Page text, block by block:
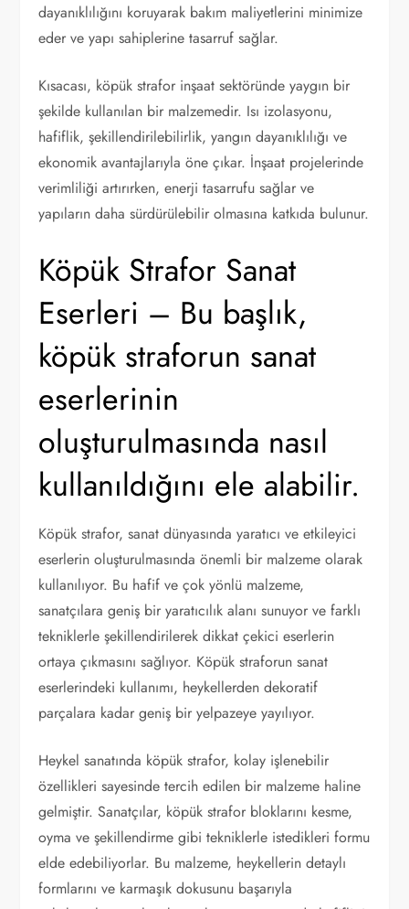
dayanıklılığını koruyarak bakım maliyetlerini minimize
eder ve yapı sahiplerine tasarruf sağlar.
Kısacası, köpük strafor inşaat sektöründe yaygın bir
şekilde kullanılan bir malzemedir. Isı izolasyonu,
hafiflik, şekillendirilebilirlik, yangın dayanıklılığı ve
ekonomik avantajlarıyla öne çıkar. İnşaat projelerinde
verimliliği artırırken, enerji tasarrufu sağlar ve
yapıların daha sürdürülebilir olmasına katkıda bulunur.
Köpük Strafor Sanat
Eserleri – Bu başlık,
köpük straforun sanat
eserlerinin
oluşturulmasında nasıl
kullanıldığını ele alabilir.
Köpük strafor, sanat dünyasında yaratıcı ve etkileyici
eserlerin oluşturulmasında önemli bir malzeme olarak
kullanılıyor. Bu hafif ve çok yönlü malzeme,
sanatçılara geniş bir yaratıcılık alanı sunuyor ve farklı
tekniklerle şekillendirilerek dikkat çekici eserlerin
ortaya çıkmasını sağlıyor. Köpük straforun sanat
eserlerindeki kullanımı, heykellerden dekoratif
parçalara kadar geniş bir yelpazeye yayılıyor.
Heykel sanatında köpük strafor, kolay işlenebilir
özellikleri sayesinde tercih edilen bir malzeme haline
gelmiştir. Sanatçılar, köpük strafor bloklarını kesme,
oyma ve şekillendirme gibi tekniklerle istedikleri formu
elde edebiliyorlar. Bu malzeme, heykellerin detaylı
formlarını ve karmaşık dokusunu başarıyla